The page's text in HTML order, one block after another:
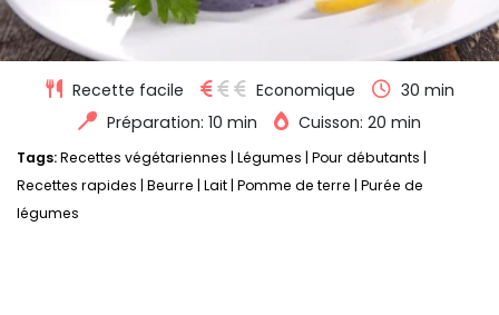
Recette facile Economique
30 min
Préparation: 10 min
Cuisson: 20 min
Tags:Recettes végétariennes Légumes Pour débutants
Recettes rapides Beurre Lait Pomme de terre Purée de
légumes